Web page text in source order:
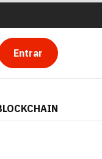
Entrar